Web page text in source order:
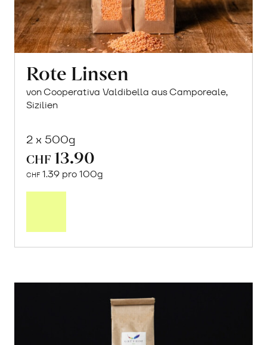
Rote Linsen
von Cooperativa Valdibella aus Camporeale,
Sizilien
2 x 500g
CHF 13.90
CHF 1.39 pro 100g